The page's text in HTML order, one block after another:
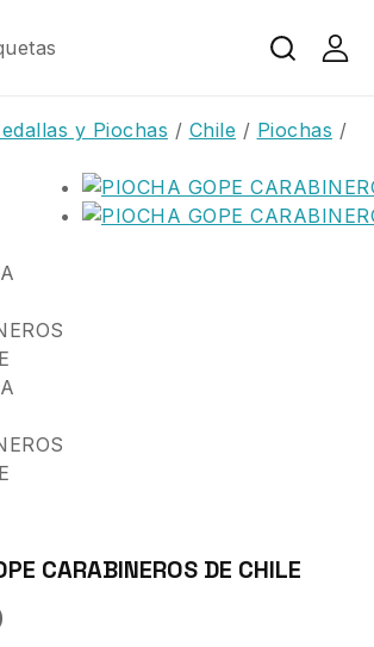
y Piochas / Chile / Piochas /
CARABINEROS DE CHILE